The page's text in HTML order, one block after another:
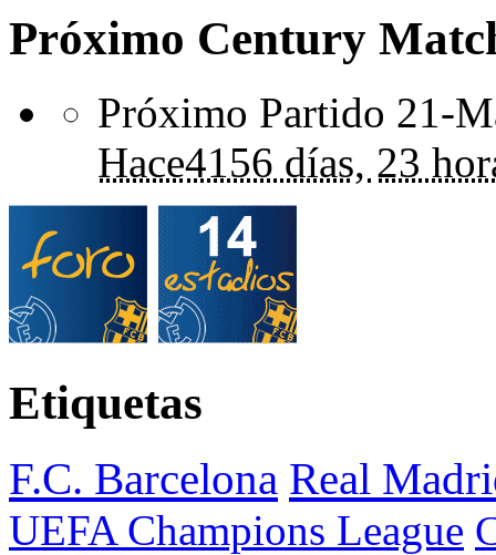
Próximo Century
Próximo Partido 21-
Hace4156 días, 23
Etiquetas
F.C. Barcelona Real
UEFA Champions League